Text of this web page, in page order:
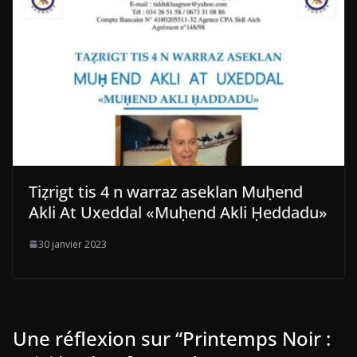
Tiẓrigt tis 4 n warraz aseklan Muḥend
Akli At Uxeddal «Muḥend Akli Ḥeddadu»
30 janvier 2023
Une réflexion sur “Printemps Noir :